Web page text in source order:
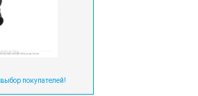
выбор покупателей!